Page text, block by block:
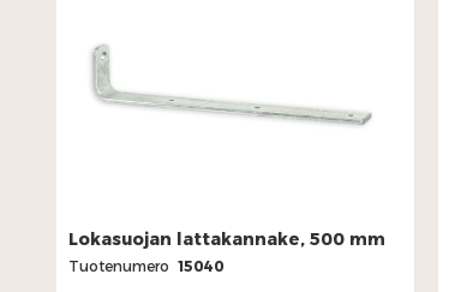
Lokasuojan lattakannake, 500 mm
Tuotenumero 15040